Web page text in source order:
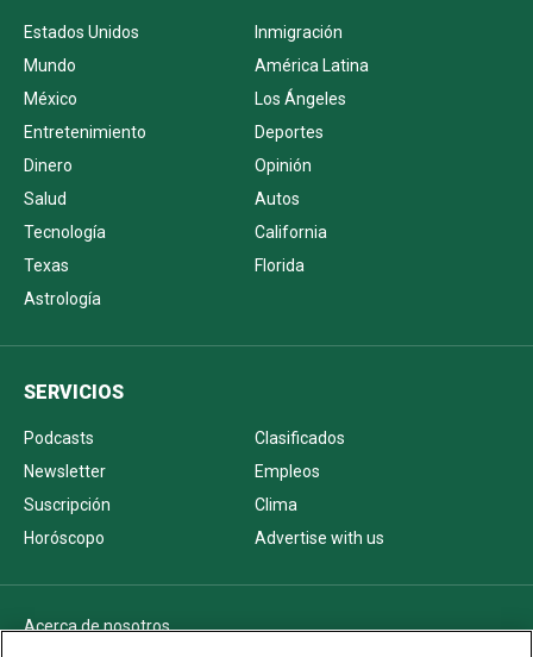
Estados Unidos
Inmigración
Mundo
América Latina
México
Los Ángeles
Entretenimiento
Deportes
Dinero
Opinión
Salud
Autos
Tecnología
California
Texas
Florida
Astrología
SERVICIOS
Podcasts
Clasificados
Newsletter
Empleos
Suscripción
Clima
Horóscopo
Advertise with us
Acerca de nosotros